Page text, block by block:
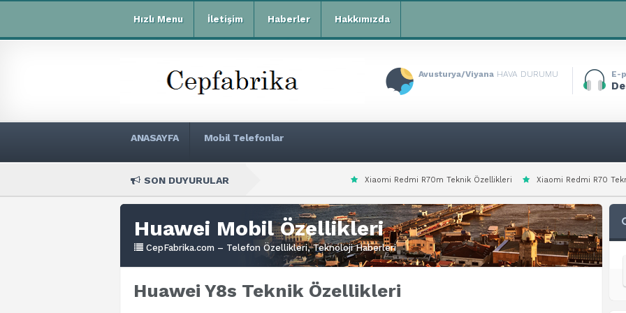
Hızlı Menu İletişim Haberler Hakkımızda
Avusturya/Viyana HAVA DURUMU E-
ANASAYFA Mobil Telefonlar
SON DUYURULAR Xiaomi Redmi R70m Teknik Özellikleri Xiaomi Redmi R70 Teknik Özellikleri
Huawei Mobil Özellikleri
CepFabrika.com – Telefon Özellikleri, Teknoloji Haberleri
Huawei Y8s Teknik Özellikleri